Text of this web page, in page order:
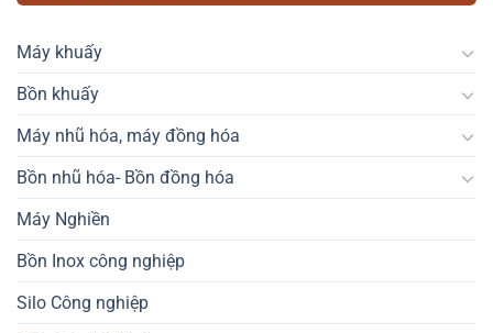
Máy khuấy
Bồn khuấy
Máy nhũ hóa, máy đồng hóa
Bồn nhũ hóa- Bồn đồng hóa
Máy Nghiền
Bồn Inox công nghiệp
Silo Công nghiệp